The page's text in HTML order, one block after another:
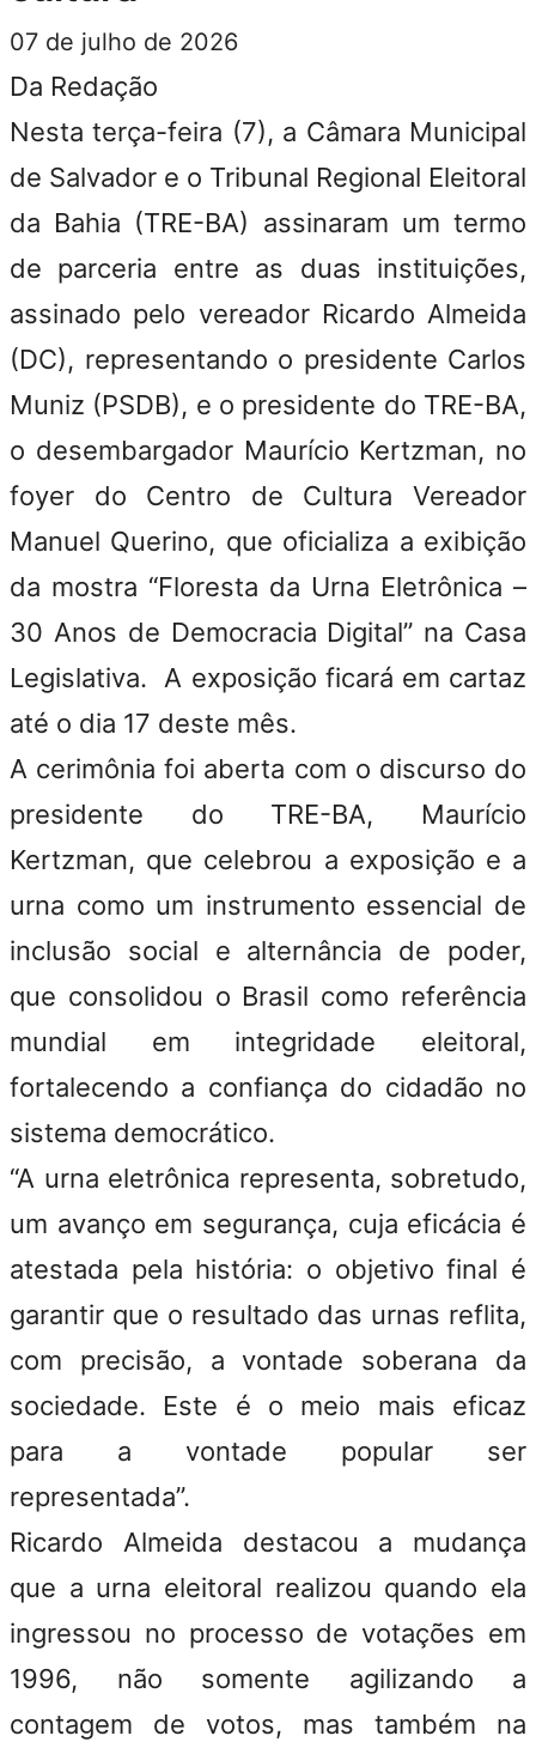
07 de julho de 2026
Da Redação
Nesta terça-feira (7), a Câmara Municipal
de Salvador e o Tribunal Regional Eleitoral
da Bahia (TRE-BA) assinaram um termo
de parceria entre as duas instituições,
assinado pelo vereador Ricardo Almeida
(DC), representando o presidente Carlos
Muniz (PSDB), e o presidente do TRE-BA,
o desembargador Maurício Kertzman, no
foyer do Centro de Cultura Vereador
Manuel Querino, que oficializa a exibição
da mostra “Floresta da Urna Eletrônica –
30 Anos de Democracia Digital” na Casa
Legislativa. A exposição ficará em cartaz
até o dia 17 deste mês.
A cerimônia foi aberta com o discurso do
presidente do TRE-BA, Maurício
Kertzman, que celebrou a exposição e a
urna como um instrumento essencial de
inclusão social e alternância de poder,
que consolidou o Brasil como referência
mundial em integridade eleitoral,
fortalecendo a confiança do cidadão no
sistema democrático.
“A urna eletrônica representa, sobretudo,
um avanço em segurança, cuja eficácia é
atestada pela história: o objetivo final é
garantir que o resultado das urnas reflita,
com precisão, a vontade soberana da
sociedade. Este é o meio mais eficaz
para a vontade popular ser
representada”.
Ricardo Almeida destacou a mudança
que a urna eleitoral realizou quando ela
ingressou no processo de votações em
1996, não somente agilizando a
contagem de votos, mas também na